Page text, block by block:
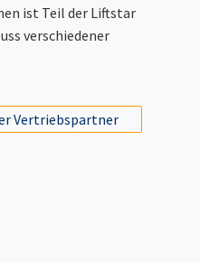
ist Teil der Liftstar
verschiedener
Vertriebspartner